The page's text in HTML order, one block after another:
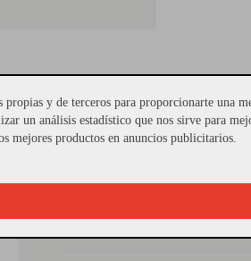
Referencia Seleccionada:MOD-
propias y de terceros para proporcionarte una
un análisis estadístico que nos sirve para
mejores productos en anuncios publicitarios.